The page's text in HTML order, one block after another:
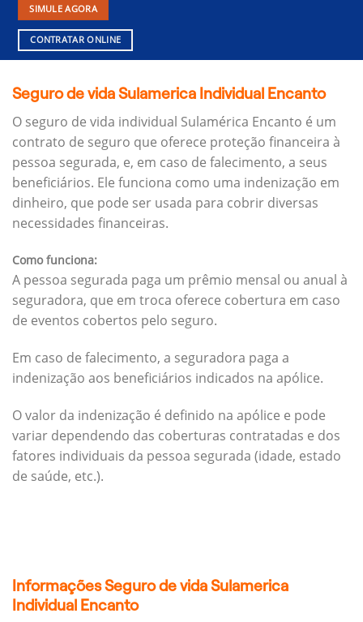
SIMULE AGORA
CONTRATAR ONLINE
Seguro de vida Sulamerica Individual Encanto
O seguro de vida individual Sulamérica Encanto é um
contrato de seguro que oferece proteção financeira à
pessoa segurada, e, em caso de falecimento, a seus
beneficiários. Ele funciona como uma indenização em
dinheiro, que pode ser usada para cobrir diversas
necessidades financeiras.
Como funciona:
A pessoa segurada paga um prêmio mensal ou anual à
seguradora, que em troca oferece cobertura em caso
de eventos cobertos pelo seguro.
Em caso de falecimento, a seguradora paga a
indenização aos beneficiários indicados na apólice.
O valor da indenização é definido na apólice e pode
variar dependendo das coberturas contratadas e dos
fatores individuais da pessoa segurada (idade, estado
de saúde, etc.).
Informações Seguro de vida Sulamerica
Individual Encanto